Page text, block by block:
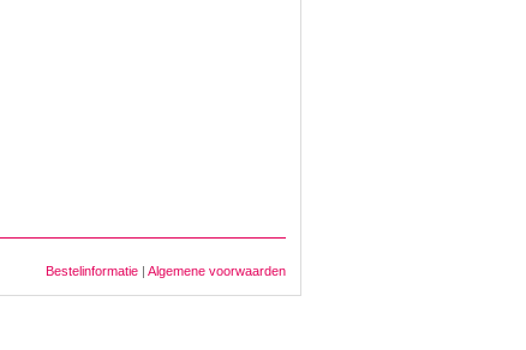
Bestelinformatie | Algemene voorwaarden